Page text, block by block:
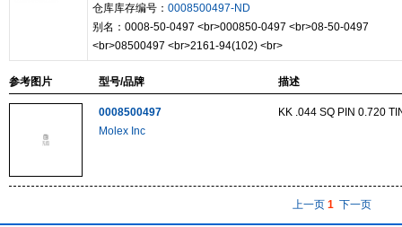
仓库库存编号： 0008500497-ND
别名：0008-50-0497 <br>000850-0497 <br>08-50-0497
<br>08500497 <br>2161-94(102) <br>
参考图片 型号/品牌 描述
0008500497
Molex Inc
KK .044 SQ PIN 0.720
上一页 1 下一页